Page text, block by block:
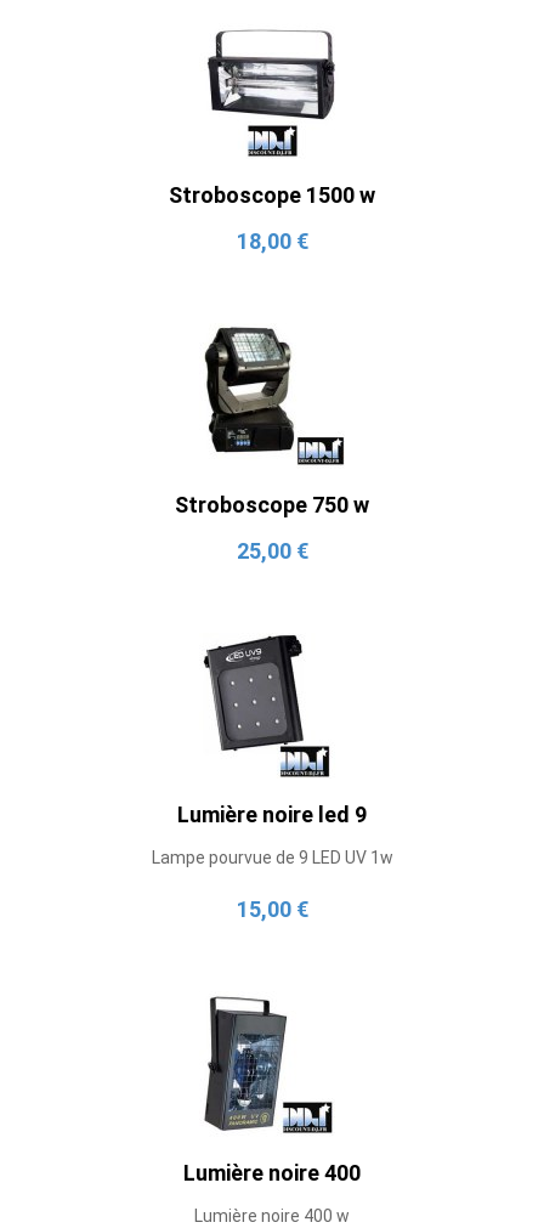
Stroboscope 1500 w
18,00 €
Stroboscope 750 w
25,00 €
Lumière noire led 9
Lampe pourvue de 9 LED UV 1w
15,00 €
Lumière noire 400
Lumière noire 400 w